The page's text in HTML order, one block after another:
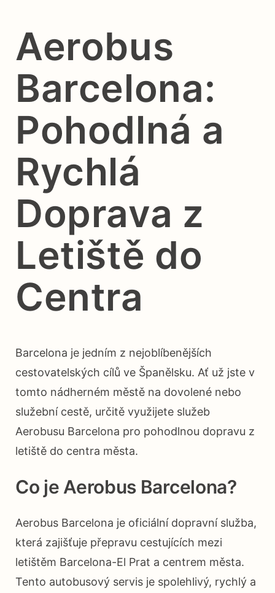
Aerobus
Barcelona:
Pohodlná a
Rychlá
Doprava z
Letiště do
Centra
Barcelona je jedním z nejoblíbenějších
cestovatelských cílů ve Španělsku. Ať už jste v
tomto nádherném městě na dovolené nebo
služební cestě, určitě využijete služeb
Aerobusu Barcelona pro pohodlnou dopravu z
letiště do centra města.
Co je Aerobus Barcelona?
Aerobus Barcelona je oficiální dopravní služba,
která zajišťuje přepravu cestujících mezi
letištěm Barcelona-El Prat a centrem města.
Tento autobusový servis je spolehlivý, rychlý a